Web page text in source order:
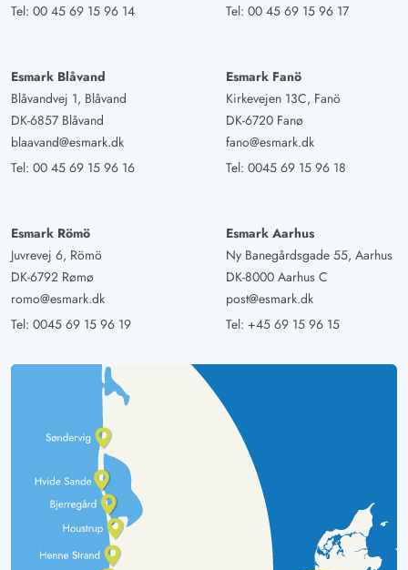
Tel: 00 45 69 15 96 14
Tel: 00 45 69 15 96 17
Esmark Blåvand
Blåvandvej 1, Blåvand
DK-6857 Blåvand
blaavand@esmark.dk
Tel: 00 45 69 15 96 16
Esmark Fanö
Kirkevejen 13C, Fanö
DK-6720 Fanø
fano@esmark.dk
Tel: 0045 69 15 96 18
Esmark Römö
Juvrevej 6, Römö
DK-6792 Rømø
romo@esmark.dk
Tel: 0045 69 15 96 19
Esmark Aarhus
Ny Banegårdsgade 55, Aarhus
DK-8000 Aarhus C
post@esmark.dk
Tel: +45 69 15 96 15